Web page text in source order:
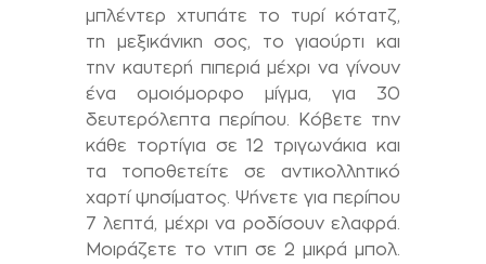
μπλέντερ χτυπάτε το τυρί κότατζ,
τη μεξικάνικη σος, το γιαούρτι και
την καυτερή πιπεριά μέχρι να γίνουν
ένα ομοιόμορφο μίγμα, για 30
δευτερόλεπτα περίπου. Κόβετε την
κάθε τορτίγια σε 12 τριγωνάκια και
τα τοποθετείτε σε αντικολλητικό
χαρτί ψησίματος. Ψήνετε για περίπου
7 λεπτά, μέχρι να ροδίσουν ελαφρά.
Μοιράζετε το ντιπ σε 2 μικρά μπολ.